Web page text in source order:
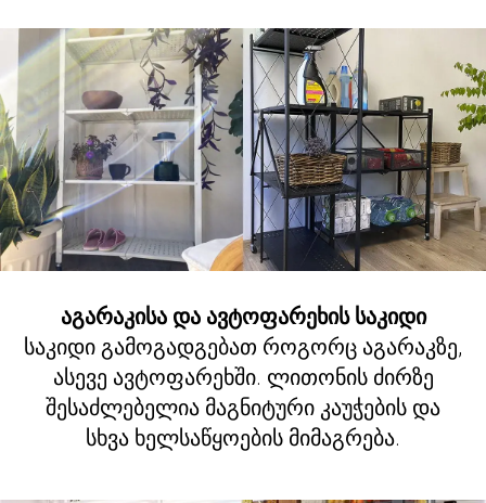
აგარაკისა და ავტოფარეხის საკიდი
საკიდი გამოგადგებათ როგორც აგარაკზე,
ასევე ავტოფარეხში. ლითონის ძირზე
შესაძლებელია მაგნიტური კაუჭების და
სხვა ხელსაწყოების მიმაგრება.